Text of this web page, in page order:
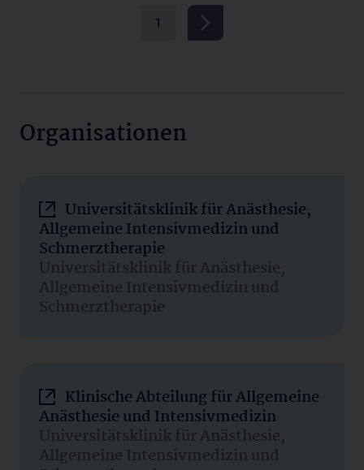
1
Organisationen
Universitätsklinik für Anästhesie,
Allgemeine Intensivmedizin und
Schmerztherapie
Universitätsklinik für Anästhesie,
Allgemeine Intensivmedizin und
Schmerztherapie
Klinische Abteilung für Allgemeine
Anästhesie und Intensivmedizin
Universitätsklinik für Anästhesie,
Allgemeine Intensivmedizin und